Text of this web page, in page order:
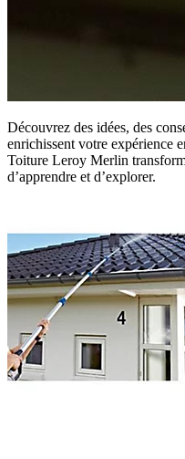
Découvrez des idées, des
enrichissent votre expérience
Toiture Leroy Merlin
d’apprendre et d’explorer.